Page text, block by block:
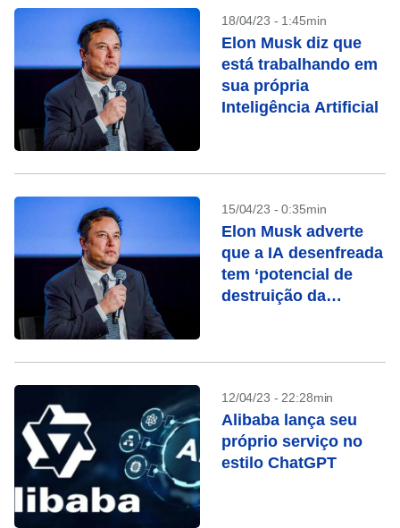
18/04/23 - 1:45min
Elon Musk diz que
está trabalhando em
sua própria
Inteligência Artificial
15/04/23 - 0:35min
Elon Musk adverte
que a IA desenfreada
tem ‘potencial de
destruição da
12/04/23 - 22:28min
Alibaba lança seu
próprio serviço no
estilo ChatGPT